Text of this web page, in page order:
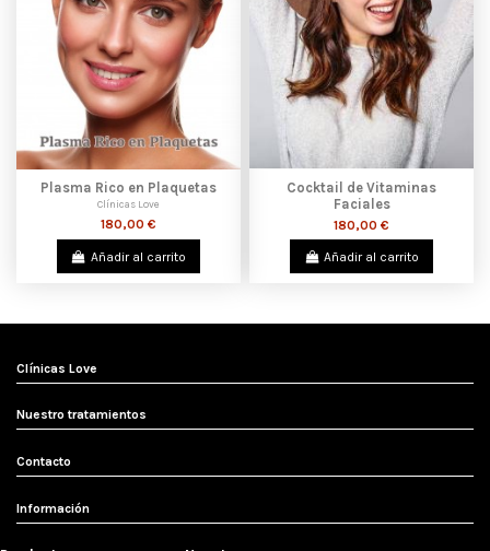
Plasma Rico en Plaquetas
Clínicas Love
180,00 €
Añadir al carrito
Cocktail de Vitaminas
Faciales
180,00 €
Añadir al carrito
Clínicas Love
Nuestro tratamientos
Contacto
Información